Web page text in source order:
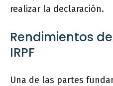
realizar la declaración.
Rendimientos
IRPF
Una de las partes